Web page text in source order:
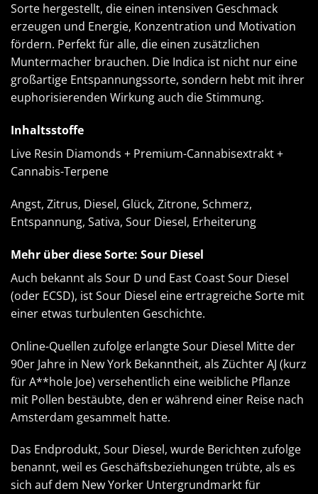
Sorte hergestellt, die einen intensiven Geschmack
erzeugen und Energie, Konzentration und Motivation
fördern. Perfekt für alle, die einen zusätzlichen
Muntermacher brauchen. Die Indica ist nicht nur eine
großartige Entspannungssorte, sondern hebt mit ihrer
euphorisierenden Wirkung auch die Stimmung.
Inhaltsstoffe
Live Resin Diamonds + Premium-Cannabisextrakt +
Cannabis-Terpene
Angst, Zitrus, Diesel, Glück, Zitrone, Schmerz,
Entspannung, Sativa, Sour Diesel, Erheiterung
Mehr über diese Sorte: Sour Diesel
Auch bekannt als Sour D und East Coast Sour Diesel
(oder ECSD), ist Sour Diesel eine ertragreiche Sorte mit
einer etwas turbulenten Geschichte.
Online-Quellen zufolge erlangte Sour Diesel Mitte der
90er Jahre in New York Bekanntheit, als Züchter AJ (kurz
für A**hole Joe) versehentlich eine weibliche Pflanze
mit Pollen bestäubte, den er während einer Reise nach
Amsterdam gesammelt hatte.
Das Endprodukt, Sour Diesel, wurde Berichten zufolge
benannt, weil es Geschäftsbeziehungen trübte, als es
sich auf dem New Yorker Untergrundmarkt für